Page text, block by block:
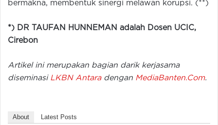
bermakna, membentuk sinergi melawan korupsi. (**)
*) DR TAUFAN HUNNEMAN adalah Dosen UCIC,
Cirebon
Artikel ini merupakan bagian darik kerjasama
diseminasi LKBN Antaradengan MediaBanten.Com.
About Latest Posts